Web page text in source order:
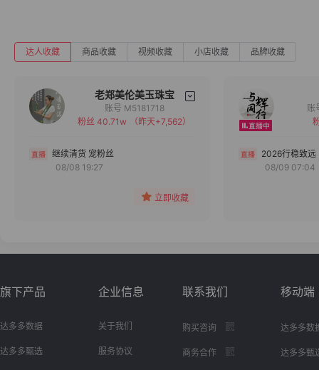
达人收藏 商品收藏 视频收藏 小店收藏 品牌收藏
老郑美伦美玉珠宝
备注
账号 M5181718
粉丝 40.71w
（昨天+7,562）
继续清货 宠粉丝
08/08 19:27
立即收藏
2026行稳致远
08/09 07:04
旗下产品
达多多数据
达多多甄选
企业信息
关于我们
服务协议
联系我们
购买咨询
商务合作
移动端
达多多数
达多多甄